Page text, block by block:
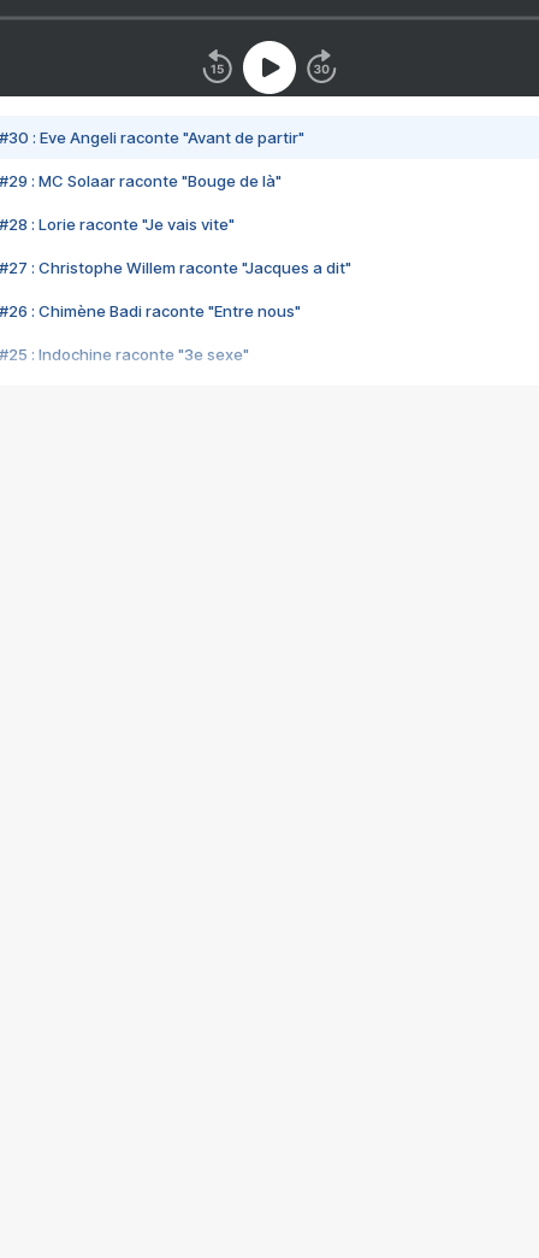
#30 : Eve Angeli raconte "Avant de partir"
#29 : MC Solaar raconte "Bouge de là"
#28 : Lorie raconte "Je vais vite"
#27 : Christophe Willem raconte "Jacques a dit"
#26 : Chimène Badi raconte "Entre nous"
#25 : Indochine raconte "3e sexe"